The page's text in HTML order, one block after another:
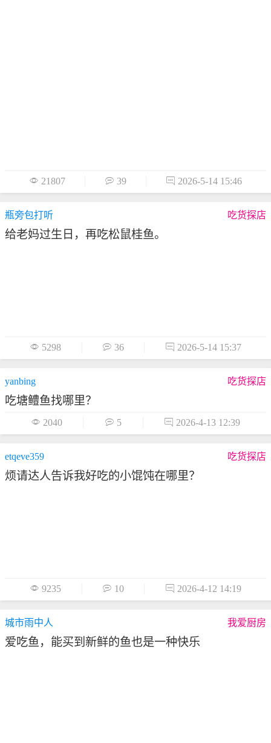
 21807  39  2026-5-14 15:46
瓶旁包打听 吃货探店
给老妈过生日，再吃松鼠桂鱼。
 5298  36  2026-5-14 15:37
yanbing 吃货探店
吃塘鳢鱼找哪里？
 2040  5  2026-4-13 12:39
etqeve359 吃货探店
烦请达人告诉我好吃的小馄饨在哪里？
 9235  10  2026-4-12 14:19
城市雨中人 我爱厨房
爱吃鱼，能买到新鲜的鱼也是一种快乐